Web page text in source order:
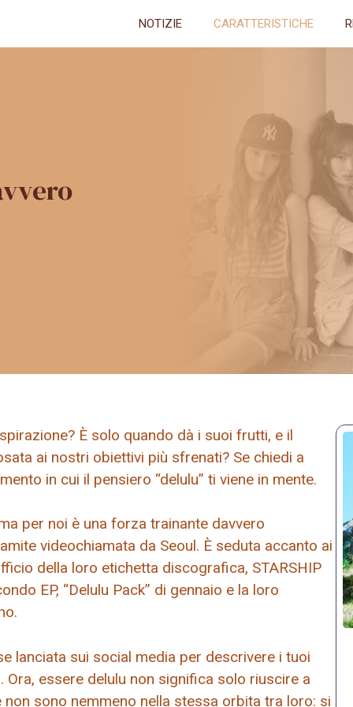
NOTIZIE CARATTERISTICHE
È solo quando dà i suoi frutti, e il
ai nostri obiettivi più sfrenati? Se chiedi a
in cui il pensiero “delulu” ti viene in mente.
per noi è una forza trainante davvero
videochiamata da Seoul. È seduta accanto ai
della loro etichetta discografica, STARSHIP
EP, “Delulu Pack” di gennaio e la loro
lanciata sui social media per descrivere i tuoi
essere delulu non significa solo riuscire a
sono nemmeno nella stessa orbita tra loro: si